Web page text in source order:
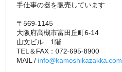
手仕事の器を販売しています
〒569-1145
大阪府高槻市富田丘町6-14
山文ビル 1階
TEL＆FAX：072-695-8900
MAIL / info@kamoshikazakka.com